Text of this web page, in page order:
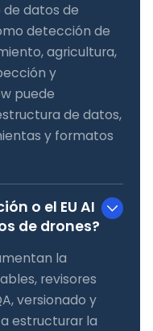
datos de
detección de
agricultura,
y
puede
de datos,
y formatos
o el EU AI
de drones?
la
revisores
versionado y
estructurar la